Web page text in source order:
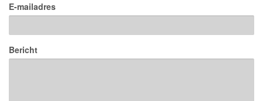
E-mailadres
Bericht